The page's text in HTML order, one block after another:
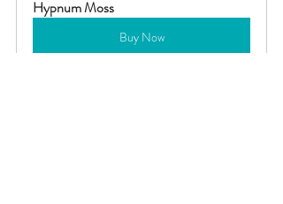
Hypnum Moss
Buy Now